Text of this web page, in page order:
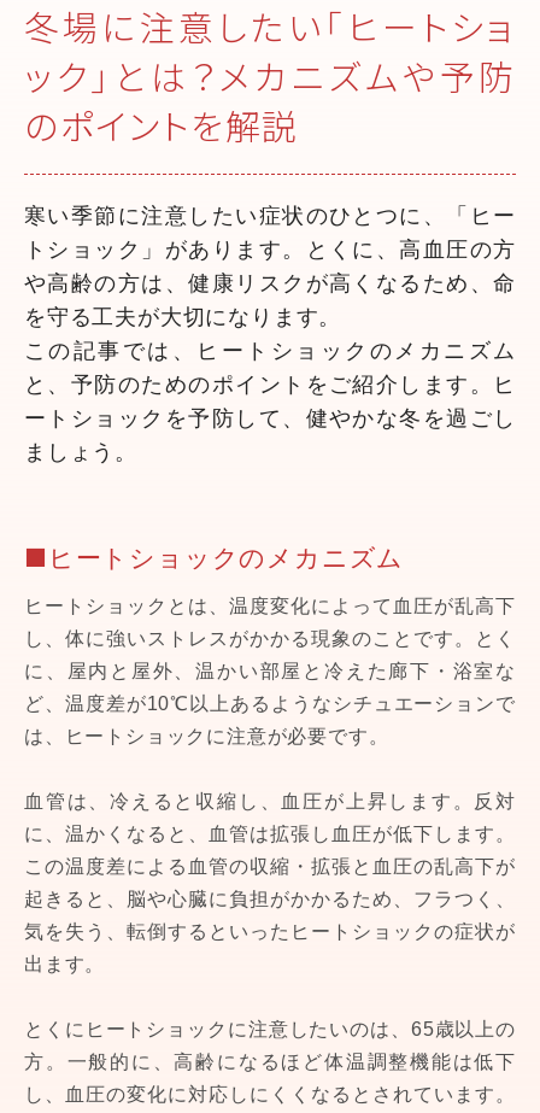
冬場に注意したい「ヒートショ
ック」とは？メカニズムや予防
のポイントを解説
寒い季節に注意したい症状のひとつに、「ヒー
トショック」があります。とくに、高血圧の方
や高齢の方は、健康リスクが高くなるため、命
を守る工夫が大切になります。
この記事では、ヒートショックのメカニズム
と、予防のためのポイントをご紹介します。ヒ
ートショックを予防して、健やかな冬を過ごし
ましょう。
■ヒートショックのメカニズム
ヒートショックとは、温度変化によって血圧が乱高下
し、体に強いストレスがかかる現象のことです。とく
に、屋内と屋外、温かい部屋と冷えた廊下・浴室な
ど、温度差が10℃以上あるようなシチュエーションで
は、ヒートショックに注意が必要です。
血管は、冷えると収縮し、血圧が上昇します。反対
に、温かくなると、血管は拡張し血圧が低下します。
この温度差による血管の収縮・拡張と血圧の乱高下が
起きると、脳や心臓に負担がかかるため、フラつく、
気を失う、転倒するといったヒートショックの症状が
出ます。
とくにヒートショックに注意したいのは、65歳以上の
方。一般的に、高齢になるほど体温調整機能は低下
し、血圧の変化に対応しにくくなるとされています。